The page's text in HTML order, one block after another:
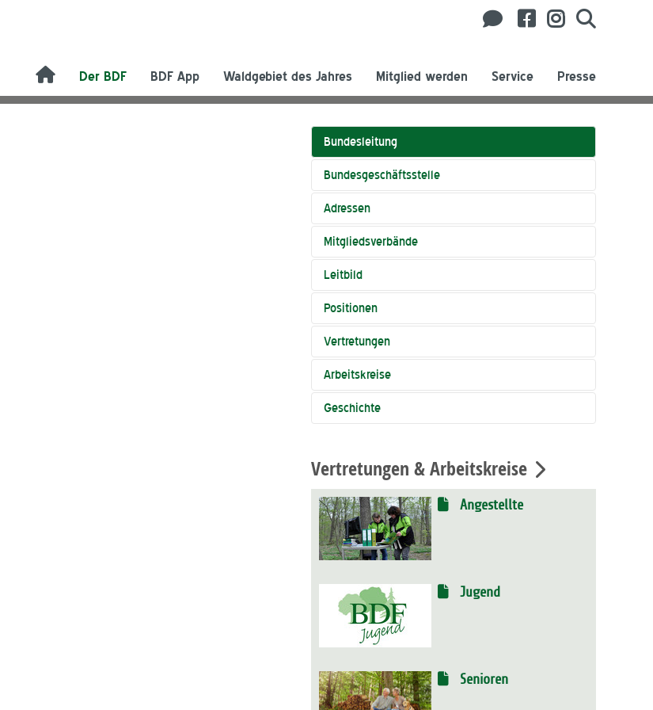
Der BDF BDF App Waldgebiet des Jahres Mitglied werden Service Presse
Bundesleitung
Bundesgeschäftsstelle
Adressen
Mitgliedsverbände
Leitbild
Positionen
Vertretungen
Arbeitskreise
Geschichte
Vertretungen & Arbeitskreise
Angestellte
Jugend
Senioren